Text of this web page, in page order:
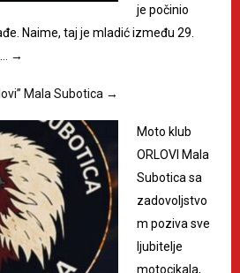
je počinio
Naime, taj je mladić između 29.
→
Mala Subotica →
Moto klub
ORLOVI Mala
Subotica sa
zadovoljstvo
m poziva sve
ljubitelje
motocikala,